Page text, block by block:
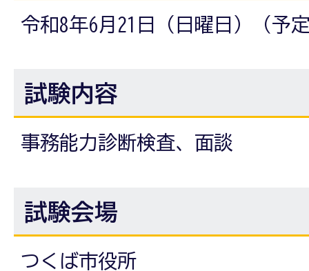
令和8年6月21日（日曜日）（予
試験内容
事務能力診断検査、面談
試験会場
つくば市役所